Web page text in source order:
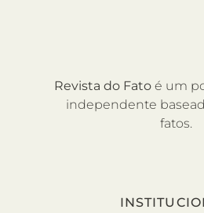
Revista do Fato é um
independente
fatos.